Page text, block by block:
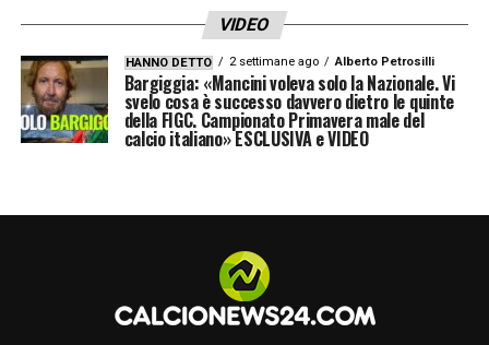
VIDEO
HANNO DETTO 2 settimane ago Alberto Petrosilli
Bargiggia: «Mancini voleva solo la Nazionale. Vi
svelo cosa è successo davvero dietro le quinte
della FIGC. Campionato Primavera male del
calcio italiano» ESCLUSIVA e VIDEO